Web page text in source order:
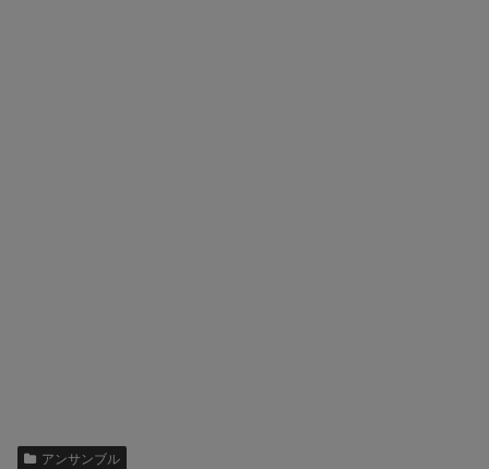
アンサンブル